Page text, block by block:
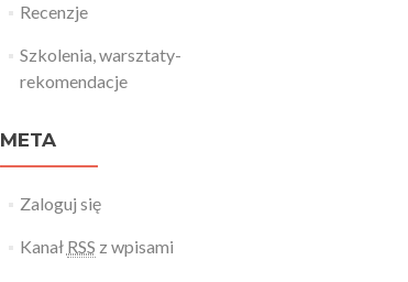
Recenzje
Szkolenia, warsztaty-
rekomendacje
META
Zaloguj się
Kanał RSS z wpisami